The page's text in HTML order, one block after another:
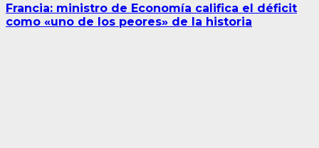
Francia: ministro de Economía califica el déficit
como «uno de los peores» de la historia